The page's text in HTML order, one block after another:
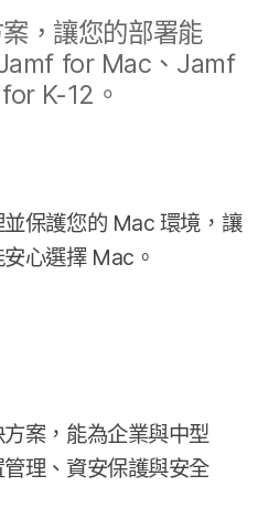
，​讓​您​的​部署​能​
for Mac 、 Jamf
K-12 。
保護​您​的 Mac 環境，​讓​
心​選擇Mac 。
案，​能​為​企業​與​中型​
理、​資安​保護​與​安全​